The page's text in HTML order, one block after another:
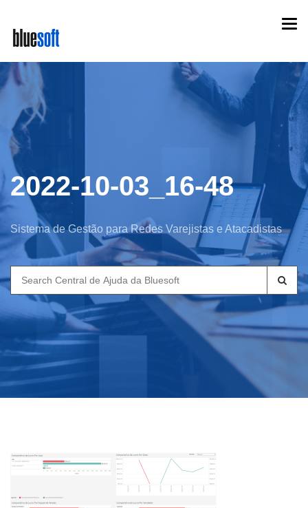
main
content
2022-10-03_16-48
Sistema de Gestão para Redes Varejistas e Atacadistas
Search
for: